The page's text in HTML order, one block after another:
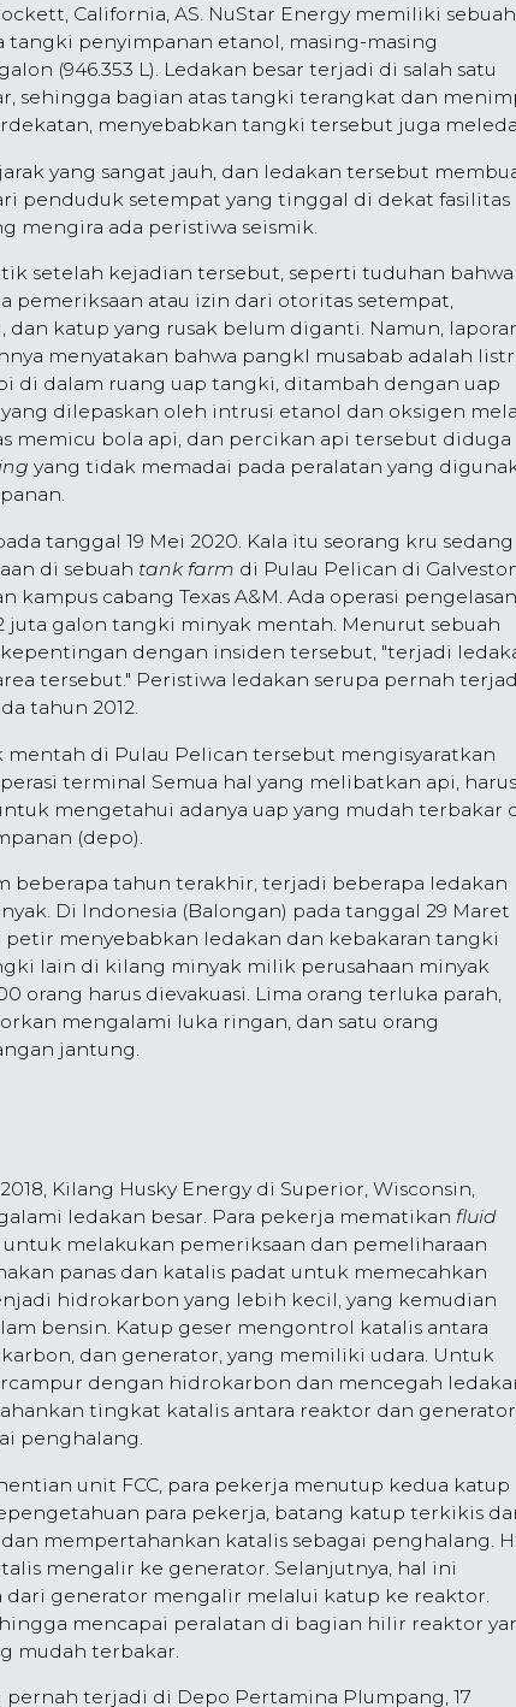
California, AS. NuStar Energy memiliki sebuah
tangki penyimpanan etanol, masing-masing
(946.353 L). Ledakan besar terjadi di salah satu
sehingga bagian atas tangki terangkat dan
menyebabkan tangki tersebut juga
yang sangat jauh, dan ledakan tersebut
penduduk setempat yang tinggal di dekat fasilitas
mengira ada peristiwa seismik.
setelah kejadian tersebut, seperti tuduhan bahwa
pemeriksaan atau izin dari otoritas setempat,
dan katup yang rusak belum diganti. Namun,
menyatakan bahwa pangkl musabab adalah
di dalam ruang uap tangki, ditambah dengan uap
dilepaskan oleh intrusi etanol dan oksigen
memicu bola api, dan percikan api tersebut diduga
yang tidak memadai pada peralatan yang
tanggal 19 Mei 2020. Kala itu seorang kru sedang
di sebuah tank farm di Pulau Pelican di
kampus cabang Texas A&M. Ada operasi pengelasan
juta galon tangki minyak mentah. Menurut sebuah
dengan insiden tersebut, "terjadi
tersebut." Peristiwa ledakan serupa pernah
tahun 2012.
di Pulau Pelican tersebut mengisyaratkan
terminal Semua hal yang melibatkan api, harus
mengetahui adanya uap yang mudah terbakar
(depo).
beberapa tahun terakhir, terjadi beberapa ledakan
Di Indonesia (Balongan) pada tanggal 29 Maret
petir menyebabkan ledakan dan kebakaran tangki
lain di kilang minyak milik perusahaan minyak
orang harus dievakuasi. Lima orang terluka parah,
mengalami luka ringan, dan satu orang
jantung.
Kilang Husky Energy di Superior, Wisconsin,
ledakan besar. Para pekerja mematikan fluid
untuk melakukan pemeriksaan dan pemeliharaan
panas dan katalis padat untuk memecahkan
hidrokarbon yang lebih kecil, yang kemudian
bensin. Katup geser mengontrol katalis antara
dan generator, yang memiliki udara. Untuk
dengan hidrokarbon dan mencegah
tingkat katalis antara reaktor dan
penghalang.
unit FCC, para pekerja menutup kedua katup
para pekerja, batang katup terkikis
mempertahankan katalis sebagai penghalang.
mengalir ke generator. Selanjutnya, hal ini
generator mengalir melalui katup ke reaktor.
mencapai peralatan di bagian hilir reaktor
mudah terbakar.
pernah terjadi di Depo Pertamina Plumpang, 17